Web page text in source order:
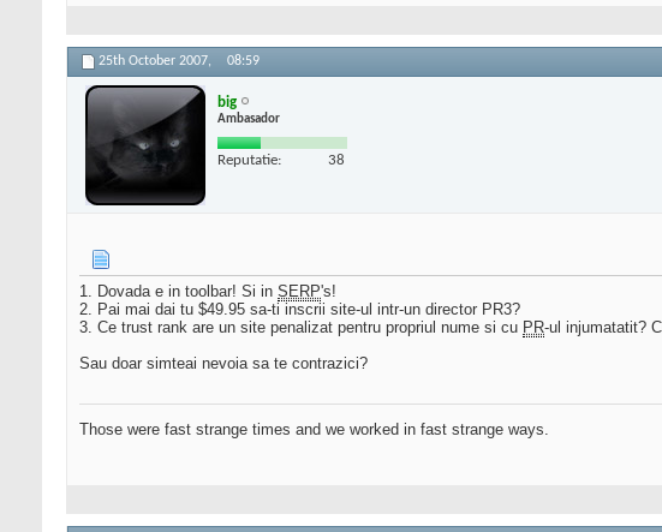
25th October 2007, 08:59
big
Ambasador
Reputatie: 38
1. Dovada e in toolbar! Si in SERP's!
2. Pai mai dai tu $49.95 sa-ti inscrii site-ul intr-un director PR3?
3. Ce trust rank are un site penalizat pentru propriul nume si cu PR-ul injumatatit?
Sau doar simteai nevoia sa te contrazici?
Those were fast strange times and we worked in fast strange ways.